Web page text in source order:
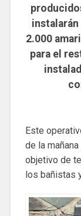
instalarán
2.000
para el
Este
de la
objetivo de
los bañistas